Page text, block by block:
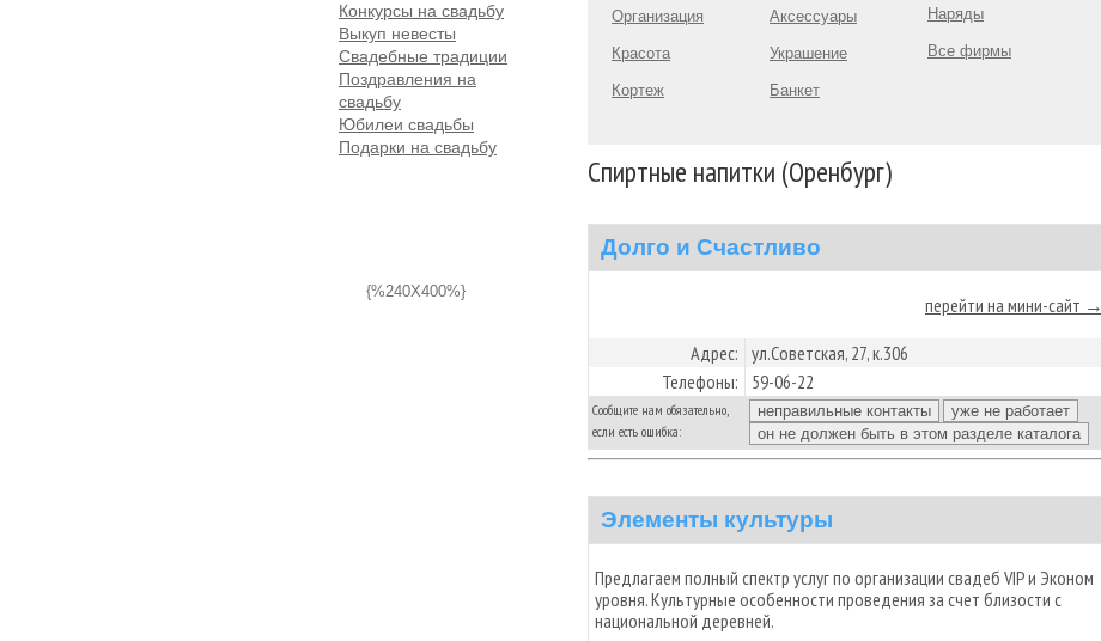
Конкурсы на свадьбу
Выкуп невесты
Свадебные традиции
Поздравления на
свадьбу
Юбилеи свадьбы
Подарки на свадьбу
{%240X400%}
Организация
Красота
Кортеж
Аксессуары
Украшение
Банкет
Наряды
Все фирмы
Спиртные напитки (Оренбург)
Долго и Счастливо
перейти на мини-сайт →
Адрес: ул.Советская, 27, к.306
Телефоны:
59-06-22
Сообщите нам обязательно,
если есть ошибка:
Элементы культуры
Предлагаем полный спектр услуг по организации свадеб VIP и Эконом
уровня. Культурные особенности проведения за счет близости с
национальной деревней.